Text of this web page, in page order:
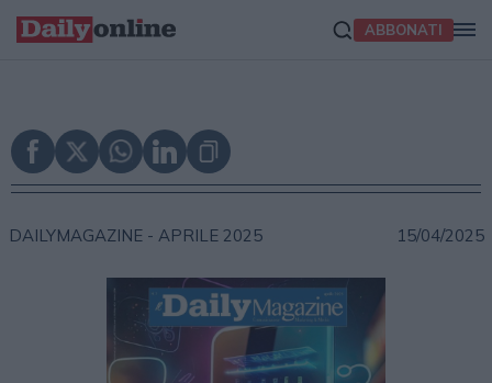
ABBONATI
DAILYMAGAZINE - APRILE 2025 15/04/2025